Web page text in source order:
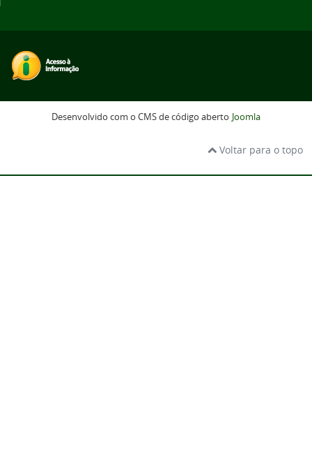
Desenvolvido com o CMS de código aberto Joomla
Voltar para o topo